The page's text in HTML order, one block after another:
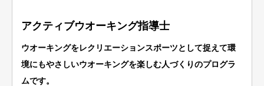
アクティブウオーキング指導士
ウオーキングをレクリエーションスポーツとして捉えて環
境にもやさしいウオーキングを楽しむ人づくりのプログラ
ムです。